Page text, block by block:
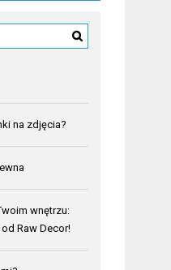
na zdjęcia?
wnętrzu:
Raw Decor!